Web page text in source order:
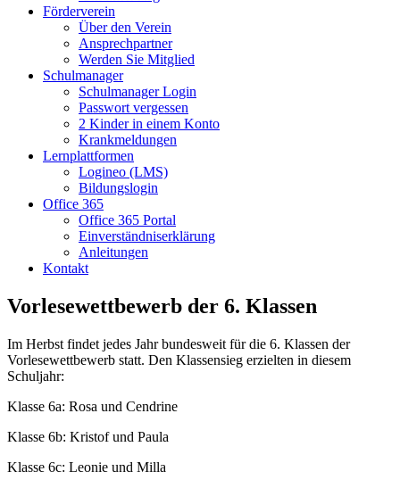
Förderverein
Über den Verein
Ansprechpartner
Werden Sie Mitglied
Schulmanager
Schulmanager Login
Passwort vergessen
2 Kinder in einem Konto
Krankmeldungen
Lernplattformen
Logineo (LMS)
Bildungslogin
Office 365
Office 365 Portal
Einverständniserklärung
Anleitungen
Kontakt
Vorlesewettbewerb der 6. Klassen
Im Herbst findet jedes Jahr bundesweit für die 6. Klassen der
Vorlesewettbewerb statt. Den Klassensieg erzielten in diesem
Schuljahr:
Klasse 6a: Rosa und Cendrine
Klasse 6b: Kristof und Paula
Klasse 6c: Leonie und Milla